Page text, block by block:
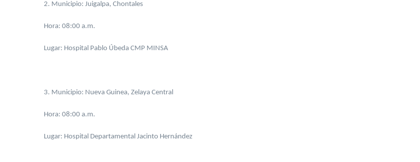
2. Municipio: Juigalpa, Chontales
Hora: 08:00 a.m.
Lugar: Hospital Pablo Úbeda CMP MINSA
3. Municipio: Nueva Guinea, Zelaya Central
Hora: 08:00 a.m.
Lugar: Hospital Departamental Jacinto Hernández